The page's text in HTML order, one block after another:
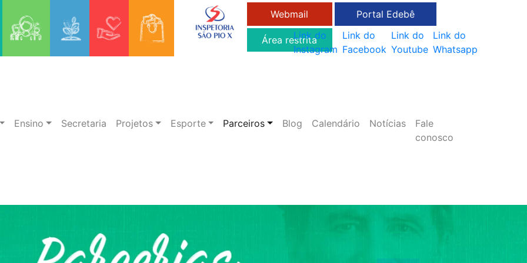
Webmail
Área restrita
Portal Edebê
Link do
Instagram
Link do
Facebook
Link do
Youtube
Link do
Whatsapp
Ensino Secretaria Projetos Esporte Parceiros Blog Calendário Notícias
Fale
conosco